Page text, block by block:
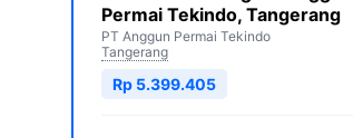
Permai Tekindo, Tangerang
PT Anggun Permai Tekindo
Tangerang
Rp 5.399.405